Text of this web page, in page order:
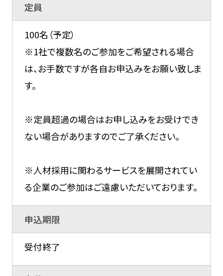
定員
100名（予定）
※1社で複数名のご参加をご希望される場合
は、お手数ですが各自お申込みをお願い致しま
す。
※定員超過の場合はお申し込みをお受けでき
ない場合がありますのでご了承ください。
※人材採用に関わるサービスを展開されてい
る企業のご参加はご遠慮いただいております。
申込期限
受付終了